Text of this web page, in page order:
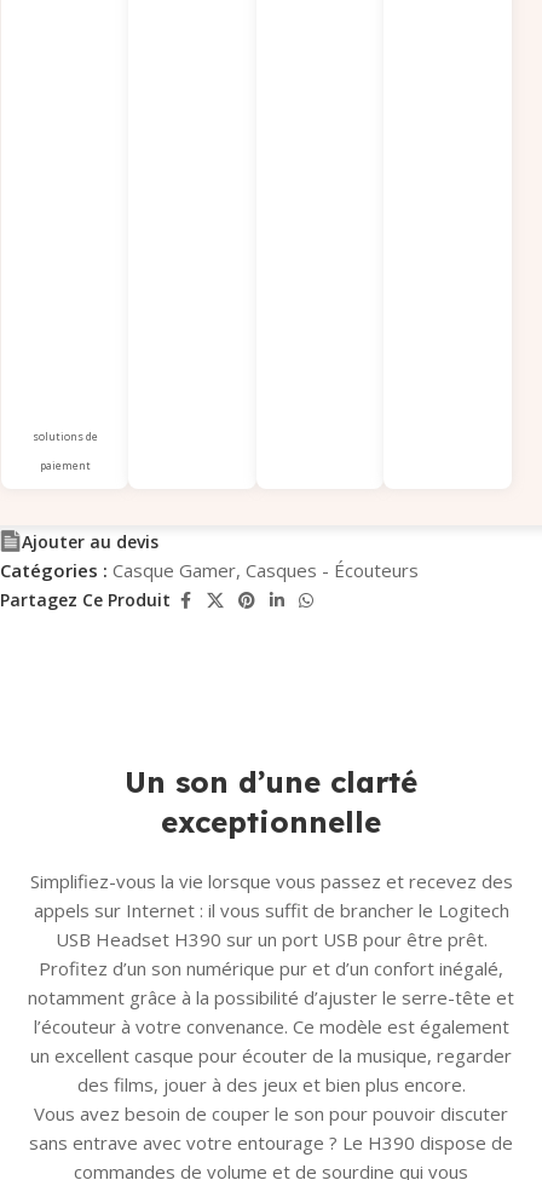
solutions de
paiement
Ajouter au devis
Catégories : Casque Gamer, Casques - Écouteurs
Partagez Ce Produit
Un son d’une clarté
exceptionnelle
Simplifiez-vous la vie lorsque vous passez et recevez des
appels sur Internet : il vous suffit de brancher le Logitech
USB Headset H390 sur un port USB pour être prêt.
Profitez d’un son numérique pur et d’un confort inégalé,
notamment grâce à la possibilité d’ajuster le serre-tête et
l’écouteur à votre convenance. Ce modèle est également
un excellent casque pour écouter de la musique, regarder
des films, jouer à des jeux et bien plus encore.
Vous avez besoin de couper le son pour pouvoir discuter
sans entrave avec votre entourage ? Le H390 dispose de
commandes de volume et de sourdine qui vous